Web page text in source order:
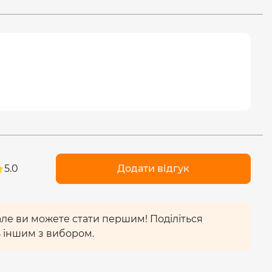
<24°C)
моменту спрацювання датчика до моменту
у разі відсутності теплового об'єкту у зоні
5.0 Додати відгук
ви можете стати першим! Поділіться
іншим з вибором.